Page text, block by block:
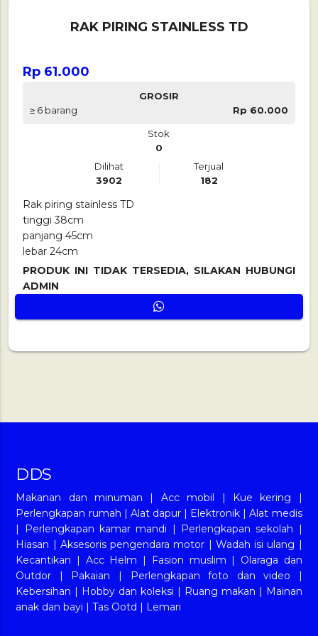
RAK PIRING STAINLESS TD
Rp 61.000
GROSIR
≥ 6 barang
Rp 60.000
Stok
0
Dilihat
3902
Terjual
182
Rak piring stainless TD
tinggi 38cm
panjang 45cm
lebar 24cm
PRODUK INI TIDAK TERSEDIA, SILAKAN HUBUNGI
ADMIN
DDS
Makanan dan minuman Acc mobil Kue kering
Perlengkapan rumah
Alat dapur| Elektronik |Alat medis
Perlengkapan kamar mandi Perlengkapan sekolah
Hiasan
Aksesoris pengendara motor Wadah isi ulang
Kecantikan
Acc Helm Fasion muslim
Olaraga dan
Outdor
Pakaian Perlengkapan foto dan video
Kebersihan
Hobby dan koleksi Ruang makan
Mainan
anak dan bayi |Tas Ootd Lemari